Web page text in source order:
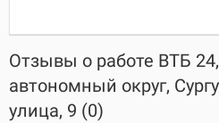
Отзывы о работе ВТБ
автономный округ,
улица, 9 (0)